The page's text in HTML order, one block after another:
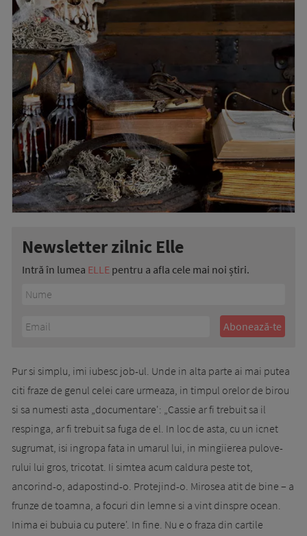
Newsletter zilnic Elle
Intră în lumea ELLE pentru a afla cele mai noi știri.
Pur si simplu, imi iubesc job-ul. Unde in alta parte ai mai putea
citi fraze de genul celei care urmeaza, in timpul orelor de birou
si sa numesti asta „documentare': „Cassie ar fi trebuit sa il
respinga, ar fi trebuit sa fuga de el. In loc de asta, cu un icnet
sugrumat, isi in­gro­­pa fata in umarul lui, in mingiierea pu­lov­e­­
rului lui gros, tricotat. Ii simtea acum cal­dura peste tot,
ancorind-o, adapostind-o. Pro­tejind-o. Mirosea atit de bine – a
frunze de toamna, a focuri din lemne si a vint dinspre ocean.
Inima ei bubuia cu putere'. In fine. Nu e o fraza din cartile